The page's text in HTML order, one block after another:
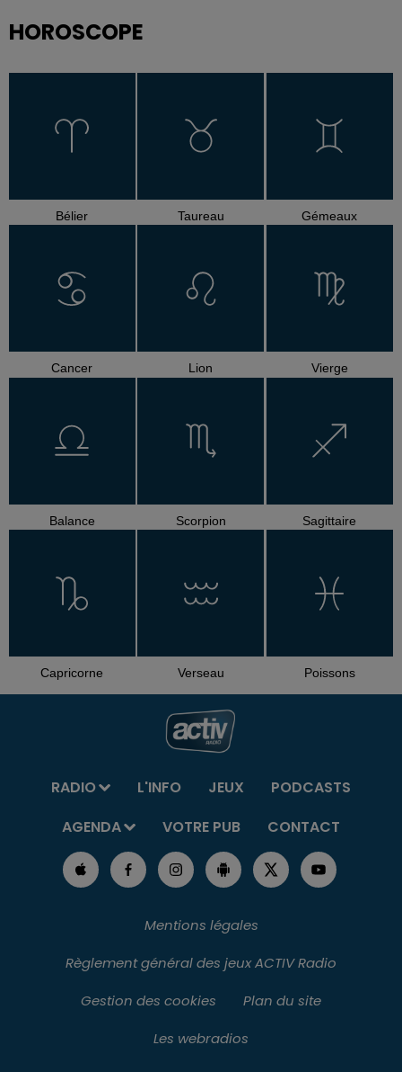
HOROSCOPE
Bélier Taureau Gémeaux
Cancer Lion Vierge
Balance Scorpion Sagittaire
Capricorne Verseau Poissons
RADIO L'INFO JEUX
PODCASTS
AGENDA
VOTRE PUB CONTACT
Mentions légales
Règlement général des jeux ACTIV Radio
Gestion des cookies
Plan du site
Les webradios